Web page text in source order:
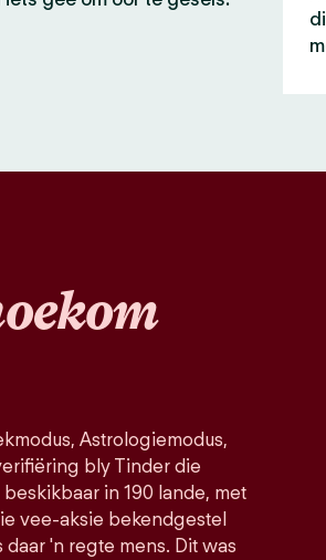
Astrologiemodus,
bly Tinder die
in 190 lande, met
vee-aksie bekendgestel
'n regte mens. Dit was